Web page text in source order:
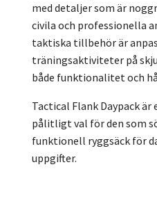
med detaljer som är
civila och professionella
taktiska tillbehör är
träningsaktiviteter på
både funktionalitet och
Tactical Flank Daypack
pålitligt val för den som
funktionell ryggsäck för
uppgifter.